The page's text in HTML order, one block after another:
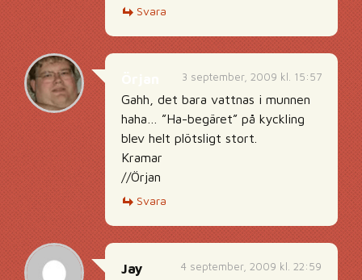
Svara
3 september, 2009 kl. 15:57
Gahh, det bara vattnas i munnen
haha… ”Ha-begäret” på kyckling
blev helt plötsligt stort.
Kramar
//Örjan
Svara
4 september, 2009 kl. 22:59
Jay